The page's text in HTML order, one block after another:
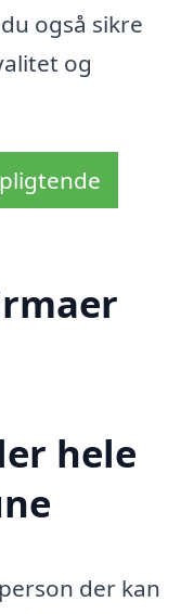
også sikre
og
hele
der kan